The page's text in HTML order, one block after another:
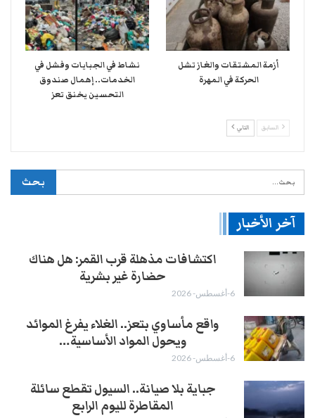
أزمة المشتقات والغاز تشل
الحركة في المهرة ​
نشاط في الجبايات وفشل في
الخدمات.. إهمال صندوق
التحسين يخنق تعز
السابق التالي
آخر الأخبار
اكتشافات مذهلة قرب القمر: هل هناك
حضارة غير بشرية
6-أغسطس- 2026
واقع مأساوي بتعز.. الغلاء يفرغ الموائد
ويحول المواد الأساسية…
6-أغسطس- 2026
جباية بلا صيانة.. السيول تقطع سائلة
المقاطرة لليوم الرابع